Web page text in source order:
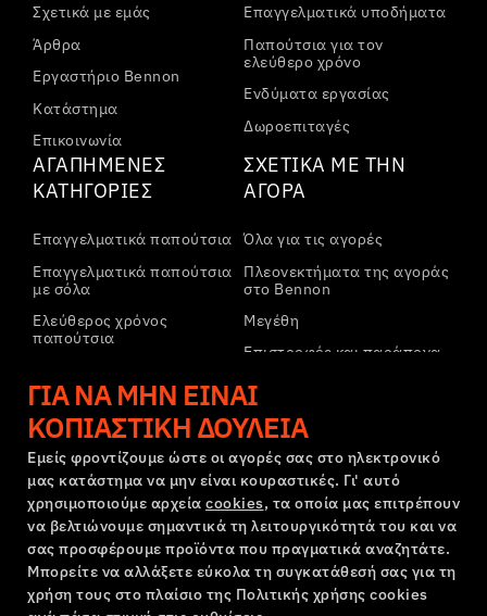
Σχετικά με εμάς
Άρθρα
Εργαστήριο Bennon
Κατάστημα
Επικοινωνία
Επαγγελματικά υποδήματα
Παπούτσια για τον
ελεύθερο χρόνο
Ενδύματα εργασίας
Δωροεπιταγές
ΑΓΑΠΗΜΈΝΕΣ
ΚΑΤΗΓΟΡΊΕΣ
Επαγγελματικά παπούτσια
Επαγγελματικά παπούτσια
με σόλα
Ελεύθερος χρόνος
παπούτσια
παπούτσια αστραγάλου
Παντελόνια
Φούτερ
ΣΧΕΤΙΚΆ ΜΕ ΤΗΝ
ΑΓΟΡΆ
Όλα για τις αγορές
Πλεονεκτήματα της αγοράς
στο Bennon
Μεγέθη
Επιστροφές και παράπονα
Μεταφορά και πληρωμή
Εταιρικός λογαριασμός
Εγγραφή στο B2B
Παράπονα και εγγύηση
Όροι και προϋποθέσεις
Πολιτική Παραπόνων
Ρυθμίσεις cookies
GDPR
ΓΙΑ ΝΑ ΜΗΝ ΕΊΝΑΙ
ΚΟΠΙΑΣΤΙΚΉ ΔΟΥΛΕΙΆ
Εμείς φροντίζουμε ώστε οι αγορές σας στο ηλεκτρονικό
μας κατάστημα να μην είναι κουραστικές. Γι' αυτό
χρησιμοποιούμε αρχεία cookies, τα οποία μας επιτρέπουν
να βελτιώνουμε σημαντικά τη λειτουργικότητά του και να
σας προσφέρουμε προϊόντα που πραγματικά αναζητάτε.
Μπορείτε να αλλάξετε εύκολα τη συγκατάθεσή σας για τη
χρήση τους στο πλαίσιο της Πολιτικής χρήσης cookies